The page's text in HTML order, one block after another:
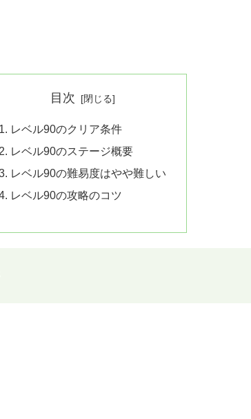
目次
レベル90のクリア条件
レベル90のステージ概要
レベル90の難易度はやや難しい
レベル90の攻略のコツ